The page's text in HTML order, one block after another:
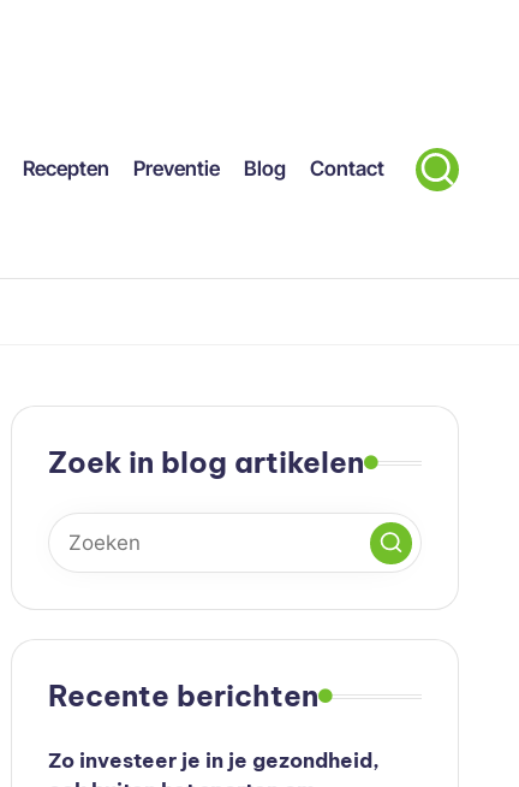
Recepten Preventie Blog Contact
Zoek in blog artikelen
Recente berichten
Zo investeer je in je gezondheid,